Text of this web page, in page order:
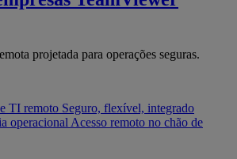
projetada para operações seguras.
TI remoto Seguro, flexível, integrado
operacional Acesso remoto no chão de